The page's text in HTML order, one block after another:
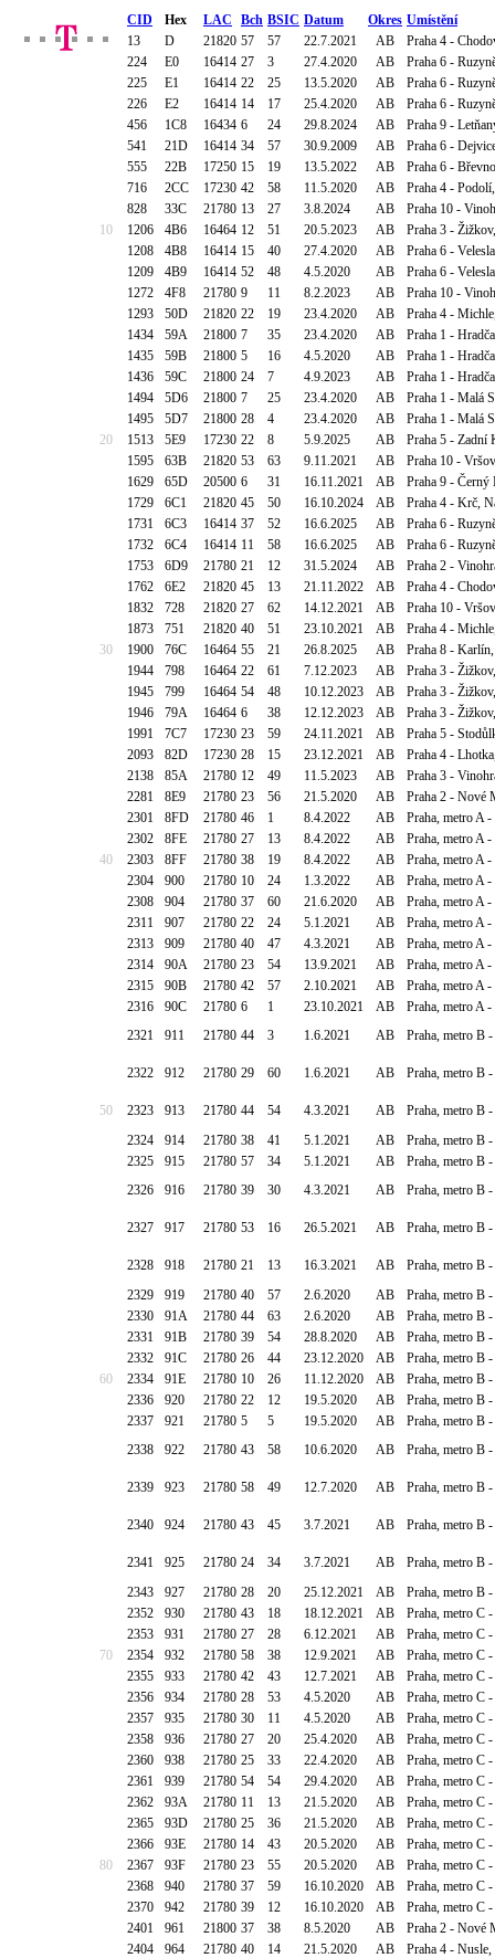
CID Hex LAC Bch BSIC Datum Okres Umístění
13
D 21820 57 57 22.7.2021 AB
Praha 4 -
224
E0 16414 27 3 27.4.2020 AB
Praha 6 -
225
E1 16414 22 25 13.5.2020 AB
Praha 6 -
226
E2 16414 14 17 25.4.2020 AB
Praha 6 -
456
1C8 16434 6 24 29.8.2024 AB
Praha 9 -
541
21D 16414 34 57 30.9.2009 AB
Praha 6 -
555
22B 17250 15 19 13.5.2022 AB
Praha 6 -
716
2CC 17230 42 58 11.5.2020 AB
Praha 4 -
828
33C 21780 13 27 3.8.2024 AB
Praha 10 -
10
1206 4B6 16464 12 51 20.5.2023 AB
Praha 3 -
1208
4B8 16414 15 40 27.4.2020 AB
Praha 6 -
1209
4B9 16414 52 48 4.5.2020 AB
Praha 6 -
1272
4F8 21780 9 11 8.2.2023 AB
Praha 10 -
1293
50D 21820 22 19 23.4.2020 AB
Praha 4 -
1434
59A 21800 7 35 23.4.2020 AB
Praha 1 -
1435
59B 21800 5 16 4.5.2020 AB
Praha 1 -
1436
59C 21800 24 7 4.9.2023 AB
Praha 1 -
1494
5D6 21800 7 25 23.4.2020 AB
Praha 1 - Malá
1495
5D7 21800 28 4 23.4.2020 AB
Praha 1 - Malá
20
1513 5E9 17230 22 8 5.9.2025 AB
Praha 5 - Zadní
1595
63B 21820 53 63 9.11.2021 AB
Praha 10 -
1629
65D 20500 6 31 16.11.2021 AB
Praha 9 - Černý
1729
6C1 21820 45 50 16.10.2024 AB
Praha 4 - Krč,
1731
6C3 16414 37 52 16.6.2025 AB
Praha 6 -
1732
6C4 16414 11 58 16.6.2025 AB
Praha 6 -
1753
6D9 21780 21 12 31.5.2024 AB
Praha 2 -
1762
6E2 21820 45 13 21.11.2022 AB
Praha 4 -
1832
728 21820 27 62 14.12.2021 AB
Praha 10 -
1873
751 21820 40 51 23.10.2021 AB
Praha 4 -
30
1900 76C 16464 55 21 26.8.2025 AB
Praha 8 -
1944
798 16464 22 61 7.12.2023 AB
Praha 3 -
1945
799 16464 54 48 10.12.2023 AB
Praha 3 -
1946
79A 16464 6 38 12.12.2023 AB
Praha 3 -
1991
7C7 17230 23 59 24.11.2021 AB
Praha 5 -
2093
82D 17230 28 15 23.12.2021 AB
Praha 4 -
2138
85A 21780 12 49 11.5.2023 AB
Praha 3 -
2281
8E9 21780 23 56 21.5.2020 AB
Praha 2 - Nové
2301
8FD 21780 46 1 8.4.2022 AB
Praha, metro A
2302
8FE 21780 27 13 8.4.2022 AB
Praha, metro A
40
2303 8FF 21780 38 19 8.4.2022 AB
Praha, metro A
2304
900 21780 10 24 1.3.2022 AB
Praha, metro A
2308
904 21780 37 60 21.6.2020 AB
Praha, metro A -
2311
907 21780 22 24 5.1.2021 AB
Praha, metro A
2313
909 21780 40 47 4.3.2021 AB
Praha, metro A
2314
90A 21780 23 54 13.9.2021 AB
Praha, metro A
2315
90B 21780 42 57 2.10.2021 AB
Praha, metro A
2316
90C 21780 6 1 23.10.2021 AB
Praha, metro A
2321
911 21780 44 3 1.6.2021 AB Praha, metro B
2322 912 21780 29 60 1.6.2021 AB Praha, metro B
50 2323 913 21780 44 54 4.3.2021 AB
Praha, metro B
2324
914 21780 38 41 5.1.2021 AB
Praha, metro B
2325
915 21780 57 34 5.1.2021 AB
Praha, metro B
2326
916 21780 39 30 4.3.2021 AB Praha, metro B
2327 917 21780 53 16 26.5.2021 AB Praha, metro B
2328 918 21780 21 13 16.3.2021 AB
Praha, metro B
2329
919 21780 40 57 2.6.2020 AB
Praha, metro B
2330
91A 21780 44 63 2.6.2020 AB
Praha, metro B
2331
91B 21780 39 54 28.8.2020 AB
Praha, metro B
2332
91C 21780 26 44 23.12.2020 AB
Praha, metro B
60
2334 91E 21780 10 26 11.12.2020 AB
Praha, metro B
2336
920 21780 22 12 19.5.2020 AB
Praha, metro B
2337
921 21780 5 5 19.5.2020 AB
Praha, metro B
2338
922 21780 43 58 10.6.2020 AB Praha, metro B
2339 923 21780 58 49 12.7.2020 AB Praha, metro B
2340 924 21780 43 45 3.7.2021 AB Praha, metro B
2341 925 21780 24 34 3.7.2021 AB
Praha, metro B
2343
927 21780 28 20 25.12.2021 AB
Praha, metro B
2352
930 21780 43 18 18.12.2021 AB
Praha, metro C
2353
931 21780 27 28 6.12.2021 AB
Praha, metro C
70
2354 932 21780 58 38 12.9.2021 AB
Praha, metro C
2355
933 21780 42 43 12.7.2021 AB
Praha, metro C
2356
934 21780 28 53 4.5.2020 AB
Praha, metro C
2357
935 21780 30 11 4.5.2020 AB
Praha, metro C
2358
936 21780 27 20 25.4.2020 AB
Praha, metro C
2360
938 21780 25 33 22.4.2020 AB
Praha, metro C
2361
939 21780 54 54 29.4.2020 AB
Praha, metro C
2362
93A 21780 11 13 21.5.2020 AB
Praha, metro C
2365
93D 21780 25 36 21.5.2020 AB
Praha, metro C
2366
93E 21780 14 43 20.5.2020 AB
Praha, metro C
80
2367 93F 21780 23 55 20.5.2020 AB
Praha, metro C
2368
940 21780 37 59 16.10.2020 AB
Praha, metro C
2370
942 21780 39 12 16.10.2020 AB
Praha, metro C
2401
961 21800 37 38 8.5.2020 AB
Praha 2 - Nové
2404
964 21780 40 14 21.5.2020 AB
Praha 4 -